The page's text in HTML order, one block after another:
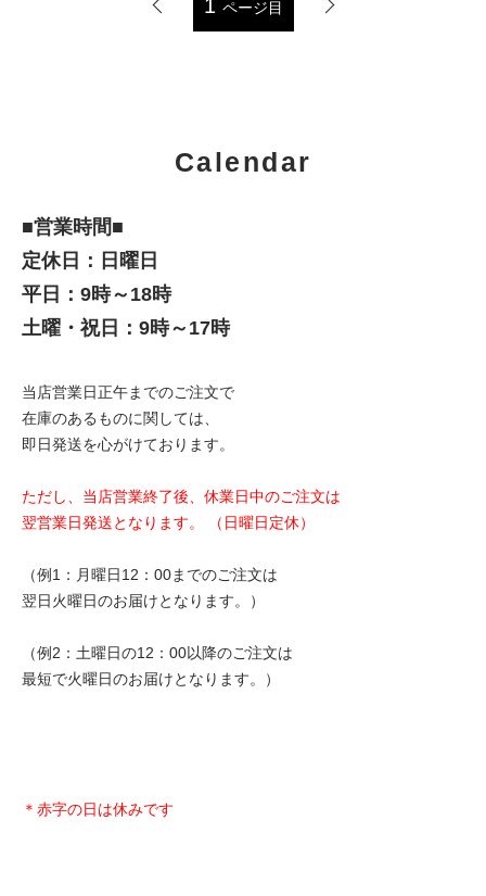
1 ページ目
Calendar
■営業時間■
定休日：日曜日
平日：9時～18時
土曜・祝日：9時～17時
当店営業日正午までのご注文で
在庫のあるものに関しては、
即日発送を心がけております。
ただし、当店営業終了後、休業日中のご注文は
翌営業日発送となります。 （日曜日定休）
（例1：月曜日12：00までのご注文は
翌日火曜日のお届けとなります。）
（例2：土曜日の12：00以降のご注文は
最短で火曜日のお届けとなります。）
＊赤字の日は休みです